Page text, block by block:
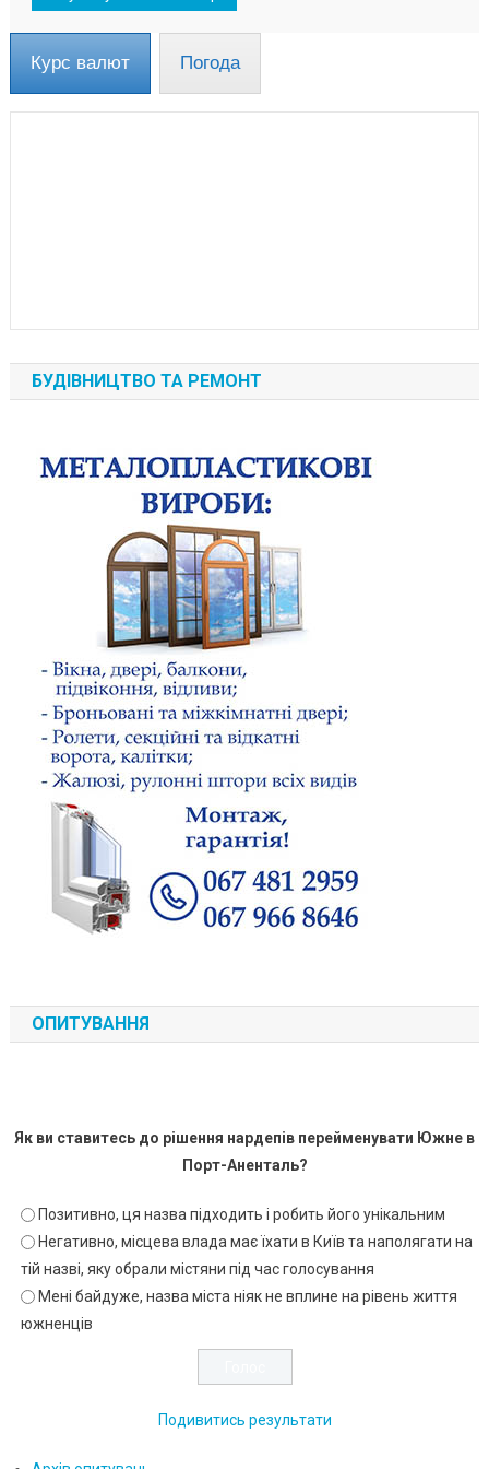
Курс валют Погода
БУДІВНИЦТВО ТА РЕМОНТ
ОПИТУВАННЯ
Як ви ставитесь до рішення нардепів перейменувати Южне в
Порт-Аненталь?
Позитивно, ця назва підходить і робить його унікальним
Негативно, місцева влада має їхати в Київ та наполягати на
тій назві, яку обрали містяни під час голосування
Мені байдуже, назва міста ніяк не вплине на рівень життя
южненців
Подивитись результати